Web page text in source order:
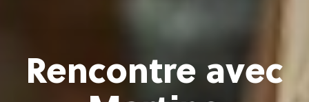
Rencontre avec